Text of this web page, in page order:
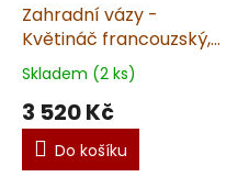
Zahradní vázy -
Květináč francouzský,
výška 20 cm, 8 kg,
pískovec
Skladem (2 ks)
3 520 Kč
Do košíku